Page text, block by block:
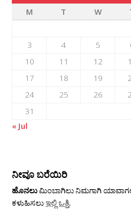
M
T W
3
4 5
10
11 12
17
18 19
24
25 26
31
« Jul
ನೀವೂ ಬರೆಯಿರಿ
ಹೊನಲುಮಿಂಬಾಗಿಲು ನಿಮಗಾಗಿ
ಕಳುಹಿಸಲುಇಲ್ಲಿ ಒತ್ತಿ.